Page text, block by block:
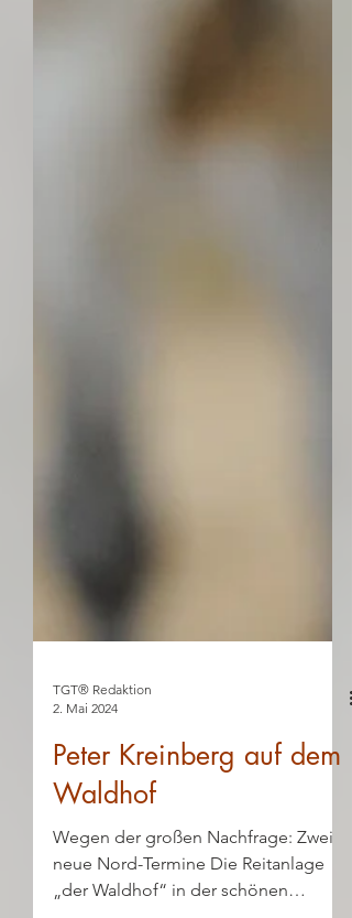
2. Mai 2024
Peter Kreinberg auf dem
Waldhof
Wegen der großen Nachfrage: Zwei
neue Nord-Termine Die Reitanlage